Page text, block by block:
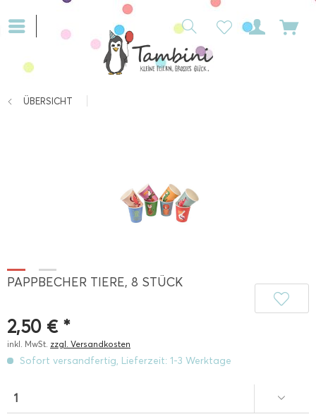
ÜBERSICHT
PAPPBECHER TIERE, 8 STÜCK
2,50 € *
inkl. MwSt. zzgl. Versandkosten
Sofort versandfertig, Lieferzeit: 1-3 Werktage